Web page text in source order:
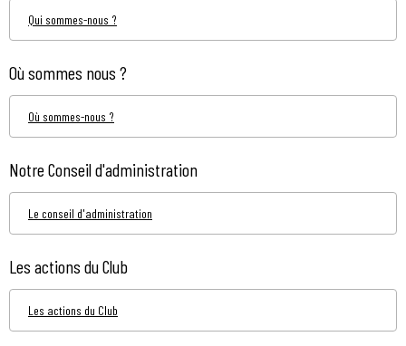
Qui sommes-nous ?
Où sommes nous ?
Où sommes-nous ?
Notre Conseil d'administration
Le conseil d'administration
Les actions du Club
Les actions du Club